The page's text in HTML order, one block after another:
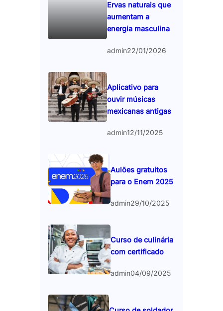
Ervas naturais que
aumentam a
energia masculina
admin22/01/2026
Aplicativo para
ouvir músicas
mexicanas antigas
admin12/11/2025
Aulões gratuitos
para o Enem 2025
admin29/10/2025
Curso de culinária
com certificado
admin04/09/2025